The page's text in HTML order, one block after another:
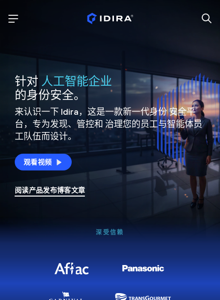
针对 人工智能企业
的身份安全。
来认识一下 Idira，这是一款新一代身份安全平
台，专为发现、管控和 治理您的员工与智能体员
工队伍而设计。
观看视频
阅读产品发布博客文章
深受信赖